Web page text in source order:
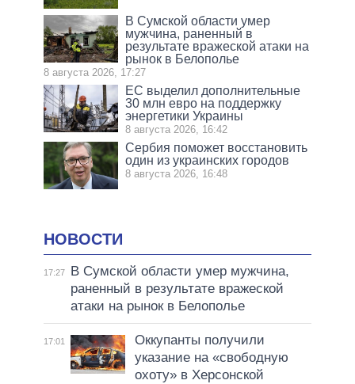
В Сумской области умер
мужчина, раненный в
результате вражеской атаки на
рынок в Белополье
8 августа 2026, 17:27
ЕС выделил дополнительные
30 млн евро на поддержку
энергетики Украины
8 августа 2026, 16:42
Сербия поможет восстановить
один из украинских городов
8 августа 2026, 16:48
НОВОСТИ
17:27
В Сумской области умер мужчина,
раненный в результате вражеской
атаки на рынок в Белополье
17:01
Оккупанты получили
указание на «свободную
охоту» в Херсонской